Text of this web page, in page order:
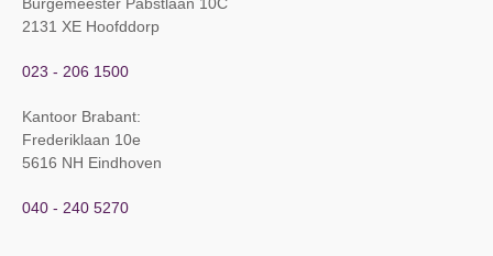
2131 XE Hoofddorp
023 - 206 1500
Kantoor Brabant:
Frederiklaan 10e
5616 NH Eindhoven
040 - 240 5270